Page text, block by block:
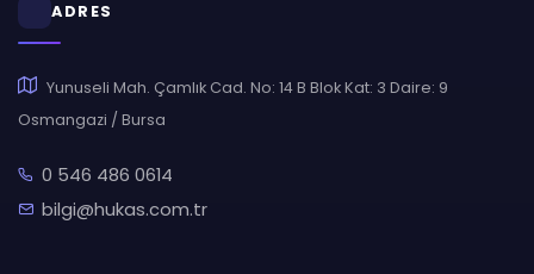
ADRES
Yunuseli Mah. Çamlık Cad. No: 14 B Blok Kat: 3 Daire: 9
Osmangazi / Bursa
0 546 486 0614
bilgi@hukas.com.tr